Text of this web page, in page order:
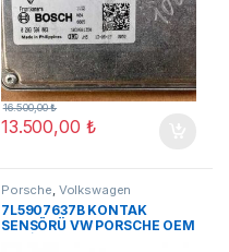
13.500,00 ₺
16.500,00₺
Porsche, Volkswagen
7L5907637B KONTAK
SENSÖRÜ VW PORSCHE OEM